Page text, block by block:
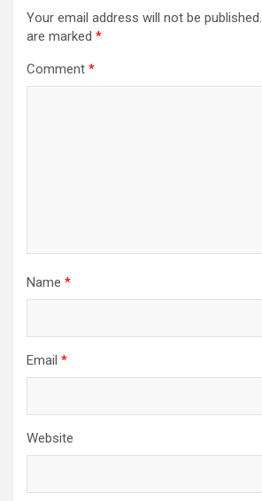
Your email address will not be published.
are marked *
Comment *
Name *
Email *
Website